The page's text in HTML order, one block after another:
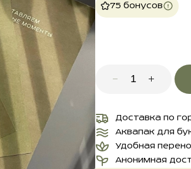
75 бонусов
Доставка по
Аквапак для
Удобная
Анонимная